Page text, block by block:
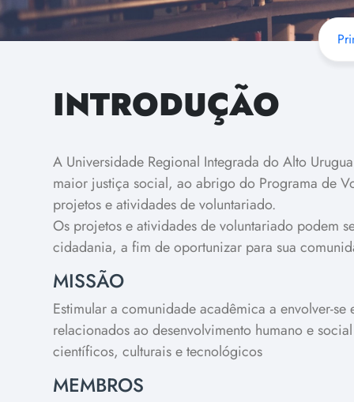
INTRODUÇÃO
A Universidade Regional Integrada do Alto
maior justiça social, ao abrigo do Programa de
projetos e atividades de voluntariado.
Os projetos e atividades de voluntariado podem
cidadania, a fim de oportunizar para sua
MISSÃO
Estimular a comunidade acadêmica a envolver-
relacionados ao desenvolvimento humano e
científicos, culturais e tecnológicos
MEMBROS